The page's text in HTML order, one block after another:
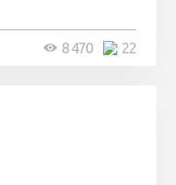
22
8 470